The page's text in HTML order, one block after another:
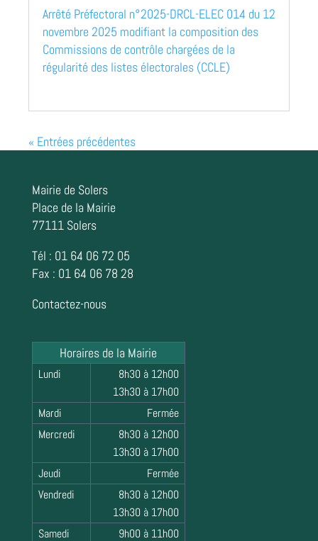
Arrêté Préfectoral n°2025-DRCL-ELEC 014 du 12
novembre 2025 modifiant la composition des
Commissions de contrôle chargées de la
régularité des listes électorales (CCLE)
« Entrées précédentes
Mairie de Solers
Place de la Mairie
77111 Solers
Tél : 01 64 06 72 05
Fax : 01 64 06 78 28
Contactez-nous
Horaires de la Mairie
Lundi
8h30 à 12h00
13h30 à 17h00
Mardi
Fermée
Mercredi
8h30 à 12h00
13h30 à 17h00
Jeudi
Fermée
Vendredi
8h30 à 12h00
13h30 à 17h00
Samedi
9h00 à 11h00